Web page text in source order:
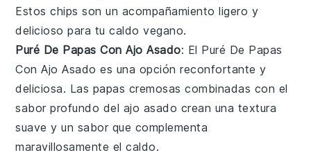
Estos chips son un acompañamiento ligero y
delicioso para tucaldo vegano.
Puré De Papas Con Ajo Asado: El Puré De Papas
Con Ajo Asado es una opción reconfortante y
deliciosa. Las papas cremosas combinadas con el
sabor profundo del ajo asado crean una textura
suave y un sabor que complementa
maravillosamente elcaldo.